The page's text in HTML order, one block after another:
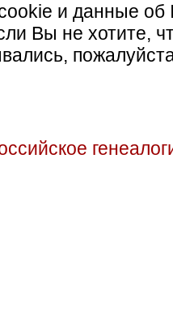
и данные об
Вы не хотите,